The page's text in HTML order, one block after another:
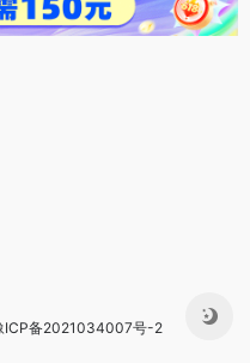
ICP备2021034007号-2